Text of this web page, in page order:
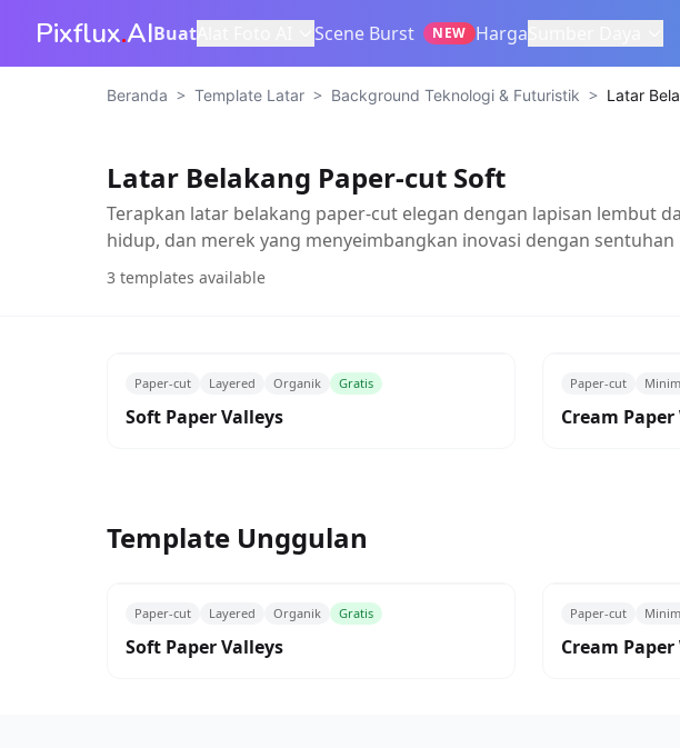
Pixflux.AIBuat Scene Burst NEW Harga
Beranda > Template Latar > Background Teknologi & Futuristik > Latar
Latar Belakang Paper-cut Soft
Terapkan latar belakang paper-cut elegan dengan lapisan lembut
hidup, dan merek yang menyeimbangkan inovasi dengan sentuhan
3 templates available
Paper-cut Layered Organik Gratis
Soft Paper Valleys
Paper-cut
Cream Paper
Template Unggulan
Paper-cut Layered Organik Gratis
Soft Paper Valleys
Paper-cut
Cream Paper